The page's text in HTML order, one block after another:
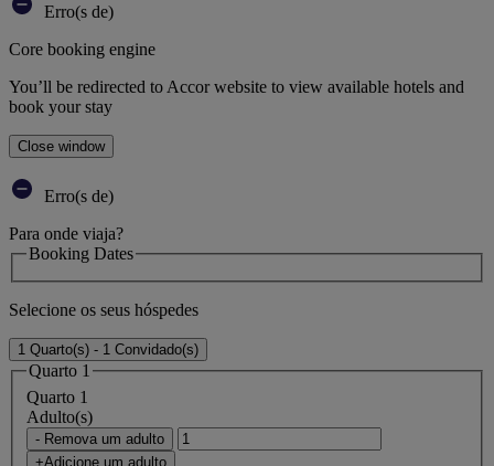
Erro(s de)
Core booking engine
You’ll be redirected to Accor website to view available hotels and
book your stay
Close window
Erro(s de)
Para onde viaja?
Booking Dates
Selecione os seus hóspedes
1 Quarto(s) - 1 Convidado(s)
Quarto 1
Quarto 1
Adulto(s)
- Remova um adulto
+Adicione um adulto